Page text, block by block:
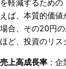
を軽減するため
えば、本質的価
場合、その20円
ほど、投資のリス
売上高成長率 ：